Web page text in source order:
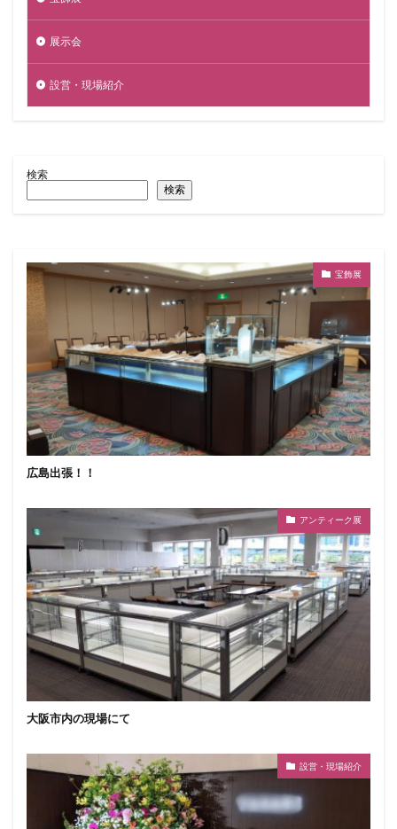
展示会
設営・現場紹介
検索
検索
宝飾展
広島出張！！
アンティーク展
大阪市内の現場にて
設営・現場紹介